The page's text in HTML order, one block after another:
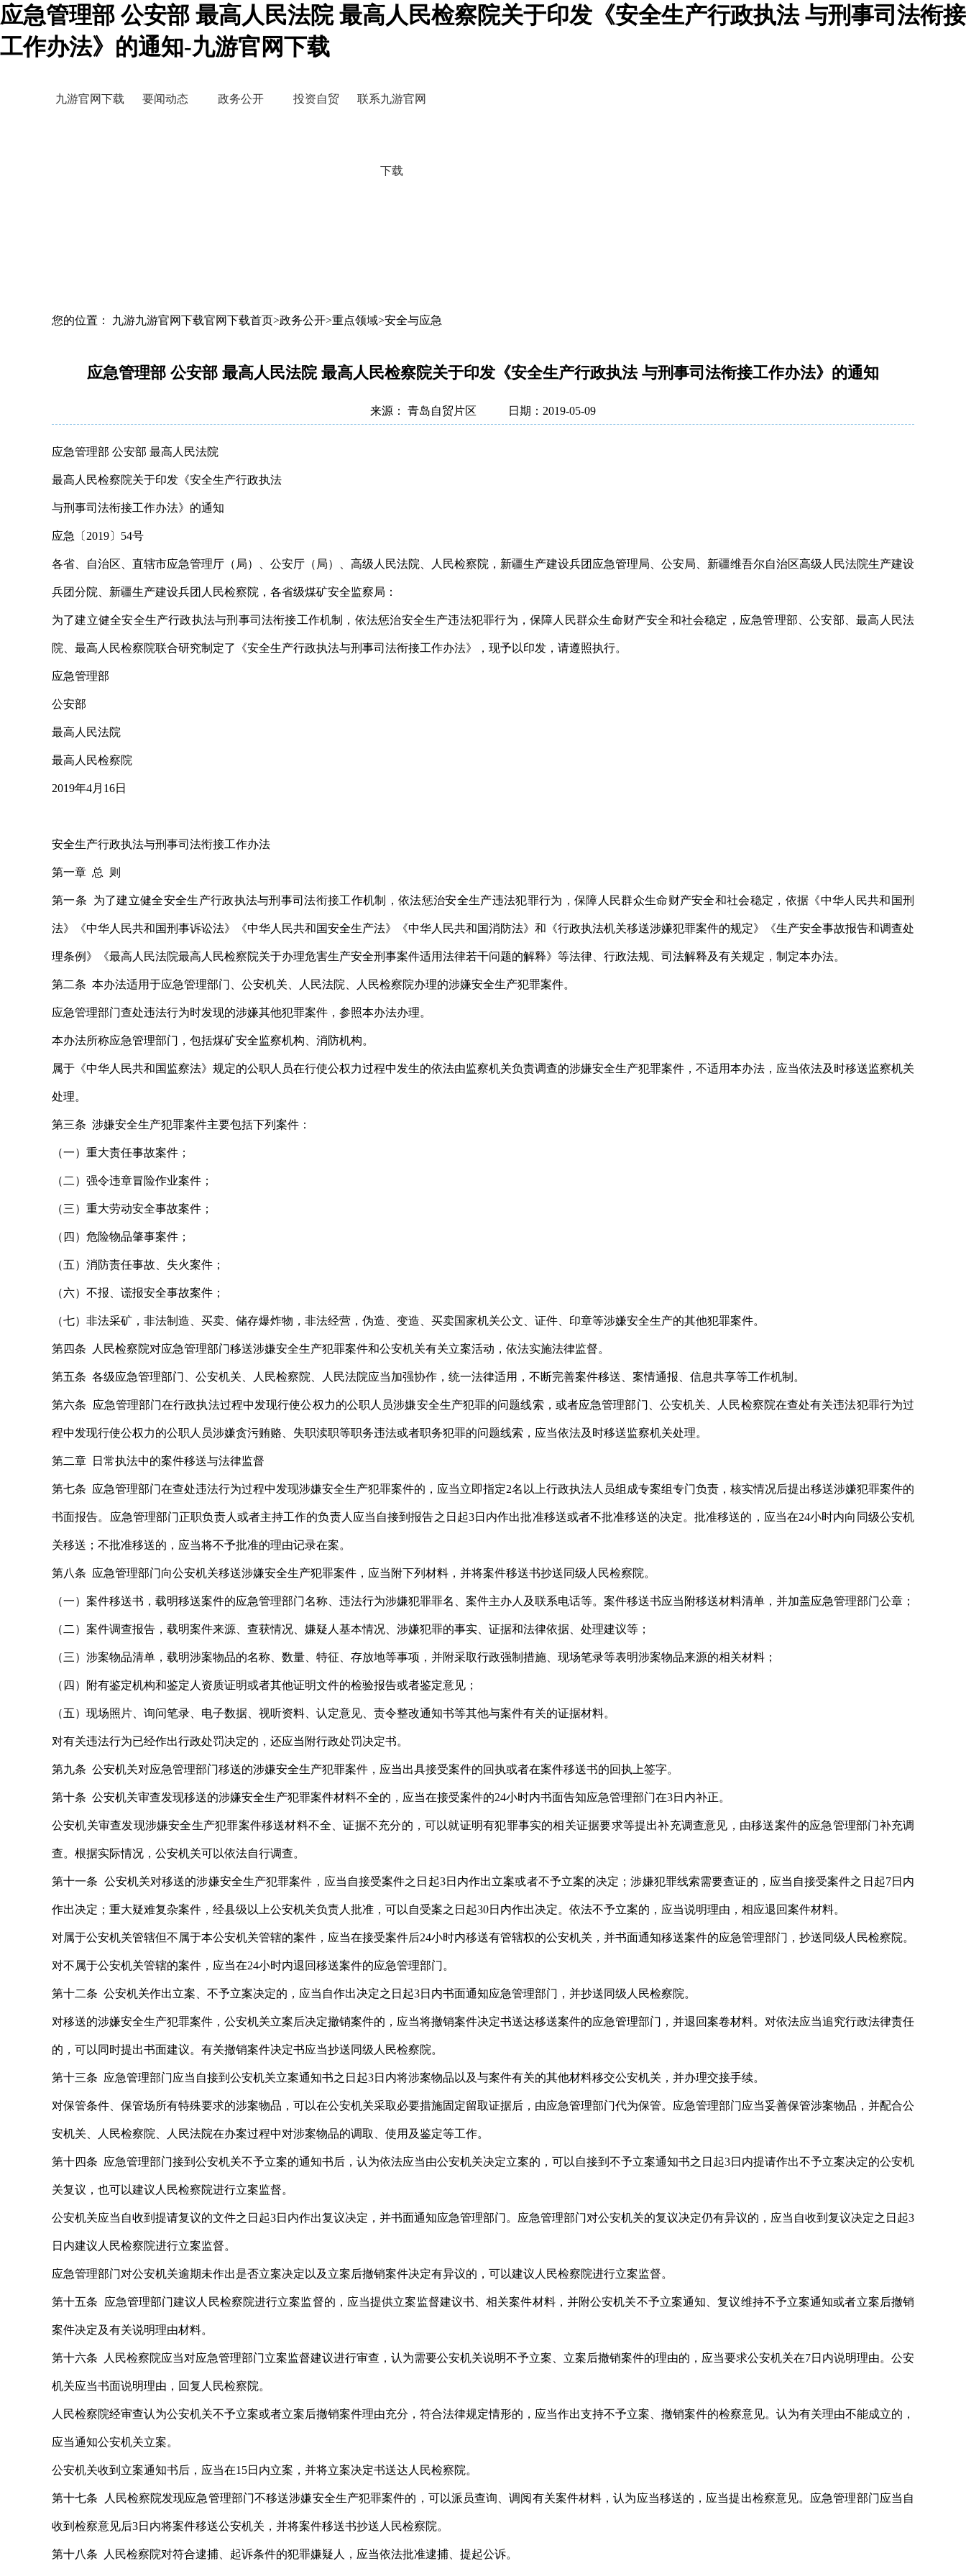
应急管理部 公安部 最高人民法院 最高人民检察院关于印发《安全生产行政执法 与刑事司法衔接
工作办法》的通知-九游官网下载
九游官网下载 要闻动态 政务公开 投资自贸 联系九游官网
下载
您的位置： 九游九游官网下载官网下载首页>政务公开>重点领域>安全与应急
应急管理部 公安部 最高人民法院 最高人民检察院关于印发《安全生产行政执法 与刑事司法衔接工作办法》的通知
来源： 青岛自贸片区 日期：2019-05-09
应急管理部 公安部 最高人民法院
最高人民检察院关于印发《安全生产行政执法
与刑事司法衔接工作办法》的通知
应急〔2019〕54号
各省、自治区、直辖市应急管理厅（局）、公安厅（局）、高级人民法院、人民检察院，新疆生产建设兵团应急管理局、公安局、新疆维吾尔自治区高级人民法院生产建设
兵团分院、新疆生产建设兵团人民检察院，各省级煤矿安全监察局：
为了建立健全安全生产行政执法与刑事司法衔接工作机制，依法惩治安全生产违法犯罪行为，保障人民群众生命财产安全和社会稳定，应急管理部、公安部、最高人民法
院、最高人民检察院联合研究制定了《安全生产行政执法与刑事司法衔接工作办法》，现予以印发，请遵照执行。
应急管理部
公安部
最高人民法院
最高人民检察院
2019年4月16日
安全生产行政执法与刑事司法衔接工作办法
第一章 总 则
第一条 为了建立健全安全生产行政执法与刑事司法衔接工作机制，依法惩治安全生产违法犯罪行为，保障人民群众生命财产安全和社会稳定，依据《中华人民共和国刑
法》《中华人民共和国刑事诉讼法》《中华人民共和国安全生产法》《中华人民共和国消防法》和《行政执法机关移送涉嫌犯罪案件的规定》《生产安全事故报告和调查处
理条例》《最高人民法院最高人民检察院关于办理危害生产安全刑事案件适用法律若干问题的解释》等法律、行政法规、司法解释及有关规定，制定本办法。
第二条 本办法适用于应急管理部门、公安机关、人民法院、人民检察院办理的涉嫌安全生产犯罪案件。
应急管理部门查处违法行为时发现的涉嫌其他犯罪案件，参照本办法办理。
本办法所称应急管理部门，包括煤矿安全监察机构、消防机构。
属于《中华人民共和国监察法》规定的公职人员在行使公权力过程中发生的依法由监察机关负责调查的涉嫌安全生产犯罪案件，不适用本办法，应当依法及时移送监察机关
处理。
第三条 涉嫌安全生产犯罪案件主要包括下列案件：
（一）重大责任事故案件；
（二）强令违章冒险作业案件；
（三）重大劳动安全事故案件；
（四）危险物品肇事案件；
（五）消防责任事故、失火案件；
（六）不报、谎报安全事故案件；
（七）非法采矿，非法制造、买卖、储存爆炸物，非法经营，伪造、变造、买卖国家机关公文、证件、印章等涉嫌安全生产的其他犯罪案件。
第四条 人民检察院对应急管理部门移送涉嫌安全生产犯罪案件和公安机关有关立案活动，依法实施法律监督。
第五条 各级应急管理部门、公安机关、人民检察院、人民法院应当加强协作，统一法律适用，不断完善案件移送、案情通报、信息共享等工作机制。
第六条 应急管理部门在行政执法过程中发现行使公权力的公职人员涉嫌安全生产犯罪的问题线索，或者应急管理部门、公安机关、人民检察院在查处有关违法犯罪行为过
程中发现行使公权力的公职人员涉嫌贪污贿赂、失职渎职等职务违法或者职务犯罪的问题线索，应当依法及时移送监察机关处理。
第二章 日常执法中的案件移送与法律监督
第七条 应急管理部门在查处违法行为过程中发现涉嫌安全生产犯罪案件的，应当立即指定2名以上行政执法人员组成专案组专门负责，核实情况后提出移送涉嫌犯罪案件的
书面报告。应急管理部门正职负责人或者主持工作的负责人应当自接到报告之日起3日内作出批准移送或者不批准移送的决定。批准移送的，应当在24小时内向同级公安机
关移送；不批准移送的，应当将不予批准的理由记录在案。
第八条 应急管理部门向公安机关移送涉嫌安全生产犯罪案件，应当附下列材料，并将案件移送书抄送同级人民检察院。
（一）案件移送书，载明移送案件的应急管理部门名称、违法行为涉嫌犯罪罪名、案件主办人及联系电话等。案件移送书应当附移送材料清单，并加盖应急管理部门公章；
（二）案件调查报告，载明案件来源、查获情况、嫌疑人基本情况、涉嫌犯罪的事实、证据和法律依据、处理建议等；
（三）涉案物品清单，载明涉案物品的名称、数量、特征、存放地等事项，并附采取行政强制措施、现场笔录等表明涉案物品来源的相关材料；
（四）附有鉴定机构和鉴定人资质证明或者其他证明文件的检验报告或者鉴定意见；
（五）现场照片、询问笔录、电子数据、视听资料、认定意见、责令整改通知书等其他与案件有关的证据材料。
对有关违法行为已经作出行政处罚决定的，还应当附行政处罚决定书。
第九条 公安机关对应急管理部门移送的涉嫌安全生产犯罪案件，应当出具接受案件的回执或者在案件移送书的回执上签字。
第十条 公安机关审查发现移送的涉嫌安全生产犯罪案件材料不全的，应当在接受案件的24小时内书面告知应急管理部门在3日内补正。
公安机关审查发现涉嫌安全生产犯罪案件移送材料不全、证据不充分的，可以就证明有犯罪事实的相关证据要求等提出补充调查意见，由移送案件的应急管理部门补充调
查。根据实际情况，公安机关可以依法自行调查。
第十一条 公安机关对移送的涉嫌安全生产犯罪案件，应当自接受案件之日起3日内作出立案或者不予立案的决定；涉嫌犯罪线索需要查证的，应当自接受案件之日起7日内
作出决定；重大疑难复杂案件，经县级以上公安机关负责人批准，可以自受案之日起30日内作出决定。依法不予立案的，应当说明理由，相应退回案件材料。
对属于公安机关管辖但不属于本公安机关管辖的案件，应当在接受案件后24小时内移送有管辖权的公安机关，并书面通知移送案件的应急管理部门，抄送同级人民检察院。
对不属于公安机关管辖的案件，应当在24小时内退回移送案件的应急管理部门。
第十二条 公安机关作出立案、不予立案决定的，应当自作出决定之日起3日内书面通知应急管理部门，并抄送同级人民检察院。
对移送的涉嫌安全生产犯罪案件，公安机关立案后决定撤销案件的，应当将撤销案件决定书送达移送案件的应急管理部门，并退回案卷材料。对依法应当追究行政法律责任
的，可以同时提出书面建议。有关撤销案件决定书应当抄送同级人民检察院。
第十三条 应急管理部门应当自接到公安机关立案通知书之日起3日内将涉案物品以及与案件有关的其他材料移交公安机关，并办理交接手续。
对保管条件、保管场所有特殊要求的涉案物品，可以在公安机关采取必要措施固定留取证据后，由应急管理部门代为保管。应急管理部门应当妥善保管涉案物品，并配合公
安机关、人民检察院、人民法院在办案过程中对涉案物品的调取、使用及鉴定等工作。
第十四条 应急管理部门接到公安机关不予立案的通知书后，认为依法应当由公安机关决定立案的，可以自接到不予立案通知书之日起3日内提请作出不予立案决定的公安机
关复议，也可以建议人民检察院进行立案监督。
公安机关应当自收到提请复议的文件之日起3日内作出复议决定，并书面通知应急管理部门。应急管理部门对公安机关的复议决定仍有异议的，应当自收到复议决定之日起3
日内建议人民检察院进行立案监督。
应急管理部门对公安机关逾期未作出是否立案决定以及立案后撤销案件决定有异议的，可以建议人民检察院进行立案监督。
第十五条 应急管理部门建议人民检察院进行立案监督的，应当提供立案监督建议书、相关案件材料，并附公安机关不予立案通知、复议维持不予立案通知或者立案后撤销
案件决定及有关说明理由材料。
第十六条 人民检察院应当对应急管理部门立案监督建议进行审查，认为需要公安机关说明不予立案、立案后撤销案件的理由的，应当要求公安机关在7日内说明理由。公安
机关应当书面说明理由，回复人民检察院。
人民检察院经审查认为公安机关不予立案或者立案后撤销案件理由充分，符合法律规定情形的，应当作出支持不予立案、撤销案件的检察意见。认为有关理由不能成立的，
应当通知公安机关立案。
公安机关收到立案通知书后，应当在15日内立案，并将立案决定书送达人民检察院。
第十七条 人民检察院发现应急管理部门不移送涉嫌安全生产犯罪案件的，可以派员查询、调阅有关案件材料，认为应当移送的，应当提出检察意见。应急管理部门应当自
收到检察意见后3日内将案件移送公安机关，并将案件移送书抄送人民检察院。
第十八条 人民检察院对符合逮捕、起诉条件的犯罪嫌疑人，应当依法批准逮捕、提起公诉。